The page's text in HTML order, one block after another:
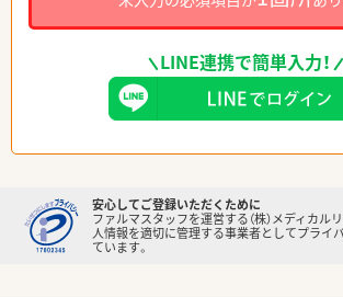
LINE連携で簡単入力！
安心してご登録いただくために
ファルマスタッフを運営する（株）メディカル
人情報を適切に管理する事業者としてプライ
ています。